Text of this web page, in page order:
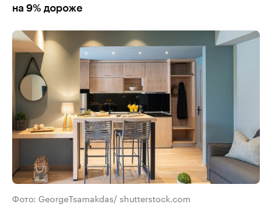
на 9% дороже
Фото: GeorgeTsamakdas/ shutterstock.com